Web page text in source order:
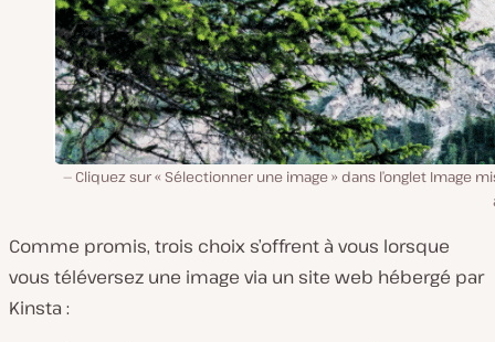
Cliquez sur « Sélectionner une image » dans l’onglet Image
Comme promis, trois choix s’offrent à vous lorsque
vous téléversez une image via un site web hébergé par
Kinsta :